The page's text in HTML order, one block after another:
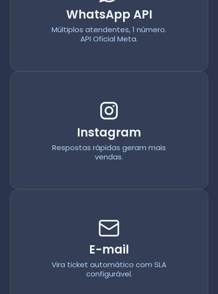
WhatsApp API
Múltiplos atendentes, 1 número.
API Oficial Meta.
Instagram
Respostas rápidas geram mais
vendas.
E-mail
Vira ticket automático com SLA
configurável.